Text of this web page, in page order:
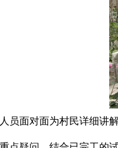
员面对面为村民详细讲